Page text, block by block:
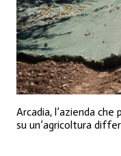
Arcadia, l’azienda
su un’agricoltura